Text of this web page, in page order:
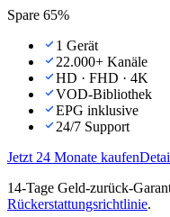
Spare 65%
1 Gerät
22.000+ Kanäle
HD · FHD · 4K
VOD-Bibliothek
EPG inklusive
24/7 Support
Jetzt 24 Monate kaufen
14-Tage Geld-zurück-
Rückerstattungsrichtlinie.